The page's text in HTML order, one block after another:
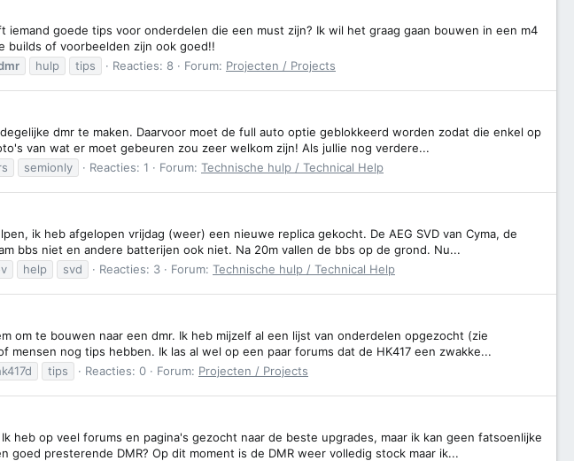
iemand goede tips voor onderdelen die een must zijn? Ik wil het graag gaan bouwen in een m4
builds of voorbeelden zijn ook goed!!
hulp tips Reacties: 8 Forum: Projecten / Projects
dmr te maken. Daarvoor moet de full auto optie geblokkeerd worden zodat die enkel op
van wat er moet gebeuren zou zeer welkom zijn! Als jullie nog verdere...
semionly Reacties: 1 Forum: Technische hulp / Technical Help
ik heb afgelopen vrijdag (weer) een nieuwe replica gekocht. De AEG SVD van Cyma, de
bbs niet en andere batterijen ook niet. Na 20m vallen de bbs op de grond. Nu...
help svd Reacties: 3 Forum: Technische hulp / Technical Help
om te bouwen naar een dmr. Ik heb mijzelf al een lijst van onderdelen opgezocht (zie
nog tips hebben. Ik las al wel op een paar forums dat de HK417 een zwakke...
tips Reacties: 0 Forum: Projecten / Projects
heb op veel forums en pagina's gezocht naar de beste upgrades, maar ik kan geen fatsoenlijke
presterende DMR? Op dit moment is de DMR weer volledig stock maar ik...